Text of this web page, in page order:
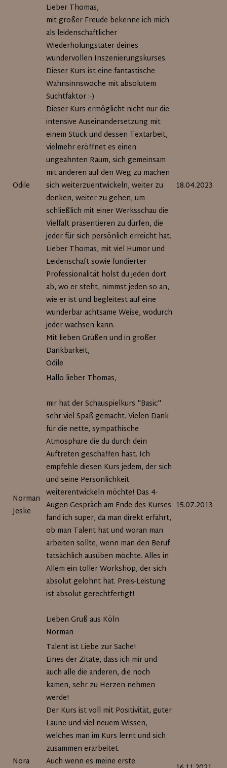
Odile
Lieber Thomas,
mit großer Freude bekenne ich mich
als leidenschaftlicher
Wiederholungstäter deines
wundervollen Inszenierungskurses.
Dieser Kurs ist eine fantastische
Wahnsinnswoche mit absolutem
Suchtfaktor :-)
Dieser Kurs ermöglicht nicht nur die
intensive Auseinandersetzung mit
einem Stück und dessen Textarbeit,
vielmehr eröffnet es einen
ungeahnten Raum, sich gemeinsam
mit anderen auf den Weg zu machen
sich weiterzuentwickeln, weiter zu
denken, weiter zu gehen, um
schließlich mit einer Werksschau die
Vielfalt präsentieren zu dürfen, die
jeder für sich persönlich erreicht hat.
Lieber Thomas, mit viel Humor und
Leidenschaft sowie fundierter
Professionalität holst du jeden dort
ab, wo er steht, nimmst jeden so an,
wie er ist und begleitest auf eine
wunderbar achtsame Weise, wodurch
jeder wachsen kann.
Mit lieben Grüßen und in großer
Dankbarkeit,
Odile
18.04.2023
Norman
Jeske
Hallo lieber Thomas,
mir hat der Schauspielkurs "Basic"
sehr viel Spaß gemacht. Vielen Dank
für die nette, sympathische
Atmosphäre die du durch dein
Auftreten geschaffen hast. Ich
empfehle diesen Kurs jedem, der sich
und seine Persönlichkeit
weiterentwickeln möchte! Das 4-
Augen Gespräch am Ende des Kurses
fand ich super, da man direkt erfährt,
ob man Talent hat und woran man
arbeiten sollte, wenn man den Beruf
tatsächlich ausüben möchte. Alles in
Allem ein toller Workshop, der sich
absolut gelohnt hat. Preis-Leistung
ist absolut gerechtfertigt!
Lieben Gruß aus Köln
Norman
15.07.2013
Nora
Talent ist Liebe zur Sache!
Eines der Zitate, dass ich mir und
auch alle die anderen, die noch
kamen, sehr zu Herzen nehmen
werde!
Der Kurs ist voll mit Positivität, guter
Laune und viel neuem Wissen,
welches man im Kurs lernt und sich
zusammen erarbeitet.
Auch wenn es meine erste